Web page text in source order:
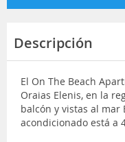
Descripción
El On The Beach
Oraias Elenis, en la
balcón y vistas al mar
acondicionado está a